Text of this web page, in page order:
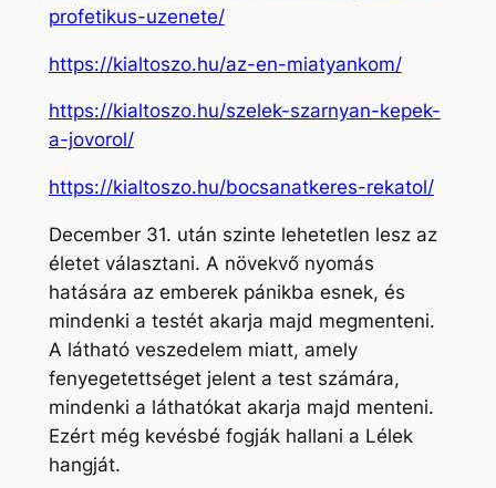
profetikus-uzenete/
https://kialtoszo.hu/az-en-miatyankom/
https://kialtoszo.hu/szelek-szarnyan-kepek-
a-jovorol/
https://kialtoszo.hu/bocsanatkeres-rekatol/
December 31. után szinte lehetetlen lesz az
életet választani. A növekvő nyomás
hatására az emberek pánikba esnek, és
mindenki a testét akarja majd megmenteni.
A látható veszedelem miatt, amely
fenyegetettséget jelent a test számára,
mindenki a láthatókat akarja majd menteni.
Ezért még kevésbé fogják hallani a Lélek
hangját.